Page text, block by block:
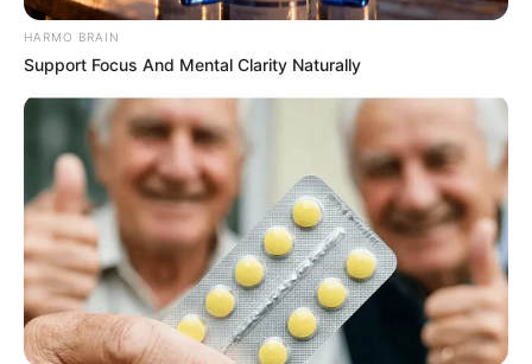
HARMO BRAIN
Support Focus And Mental Clarity Naturally